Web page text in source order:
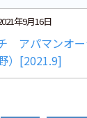
年9月16日
アパマンオー
）[2021.9]